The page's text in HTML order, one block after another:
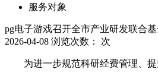
服务对象
pg电子游戏召开全市产业研发联合
2026-04-08 浏览次数： 次
为进一步规范科研经费管理、